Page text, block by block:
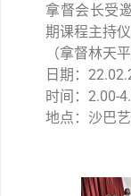
拿督会长受
期课程主持
（拿督林天
日期：
时间：2.00-
地点：沙巴